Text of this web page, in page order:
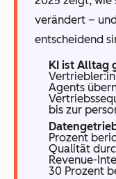
verändert –
entscheidend
KI ist Alltag
Agents
bis zur
Prozent
Qualität
Revenue-
30 Prozent